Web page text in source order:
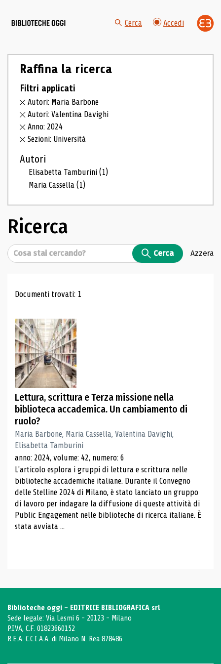
Cerca Accedi
Raffina la ricerca
Filtri applicati
Autori: Maria Barbone
Autori: Valentina Davighi
Anno: 2024
Sezioni: Università
Autori
Elisabetta Tamburini(1)
Maria Cassella(1)
Ricerca
Cerca Cerca Azzera
Risultati di ricerca
Documenti trovati: 1
Lettura, scrittura e Terza missione nella
biblioteca accademica. Un cambiamento di
ruolo?
Maria Barbone, Maria Cassella, Valentina Davighi,
Elisabetta Tamburini
anno: 2024, volume: 42, numero: 6
L'articolo esplora i gruppi di lettura e scrittura nelle
biblioteche accademiche italiane. Durante il Convegno
delle Stelline 2024 di Milano, è stato lanciato un gruppo
di lavoro per indagare la diffusione di queste attività di
Public Engagement nelle biblioteche di ricerca italiane. È
stata avviata ...
Biblioteche oggi - EDITRICE BIBLIOGRAFICA srl
Sede legale: Via Lesmi 6 - 20123 - Milano
P.IVA, C.F. 01823660152
R.E.A. C.C.I.A.A. di Milano N. Rea 878486